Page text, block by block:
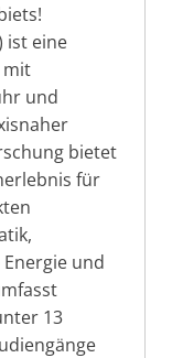
ist eine
mit
und
bietet
für
und
13